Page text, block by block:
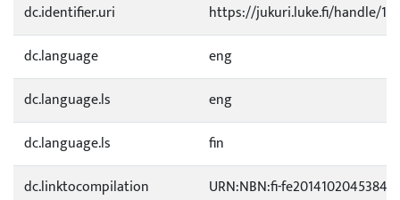
dc.identifier.uri
https://jukuri.luke.fi/handle/
dc.language
eng
dc.language.ls
eng
dc.language.ls
fin
dc.linktocompilation
URN:NBN:fi-fe2014102045384